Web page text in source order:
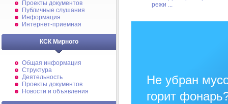
Проекты документов
Публичные слушания
Информация
Интернет-приемная
КСК Мирного
Общая информация
Структура
Деятельность
Проекты документов
Новости и объявления
режи ...
Не убран
горит